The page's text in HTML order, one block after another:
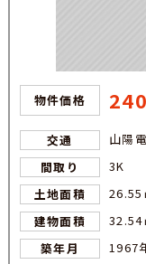
物件価格 240
交通
山陽
間取り
3K
土地面積
26.55
建物面積
32.54
築年月
1967